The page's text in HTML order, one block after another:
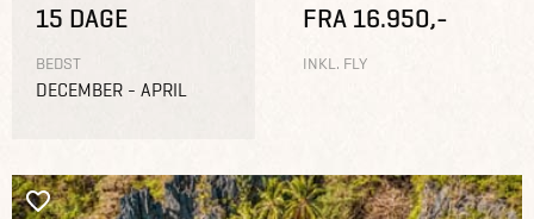
15 DAGE
BEDST
DECEMBER - APRIL
FRA 16.950,-
INKL. FLY